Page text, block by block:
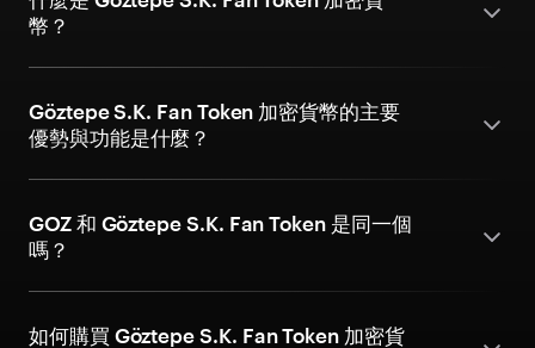
幣？
Göztepe S.K. Fan Token 加密貨幣的主要
優勢與功能是什麼？
GOZ 和 Göztepe S.K. Fan Token 是同一個
嗎？
如何購買 Göztepe S.K. Fan Token 加密貨